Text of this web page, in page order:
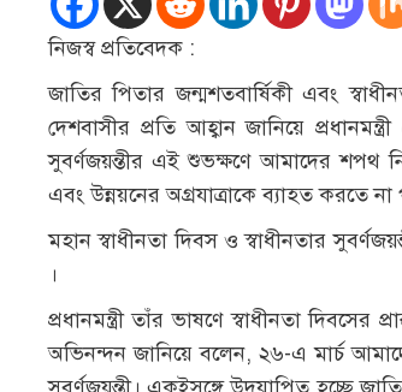
নিজস্ব প্রতিবেদক :
জাতির পিতার জন্মশতবার্ষিকী এবং
দেশবাসীর প্রতি আহ্বান জানিয়ে
সুবর্ণজয়ন্তীর এই শুভক্ষণে আমাদের শপথ
এবং উন্নয়নের অগ্রযাত্রাকে ব্যাহত করতে না
মহান স্বাধীনতা দিবস ও স্বাধীনতার
।
প্রধানমন্ত্রী তাঁর ভাষণে স্বাধীনতা
অভিনন্দন জানিয়ে বলেন, ২৬-এ মার্চ